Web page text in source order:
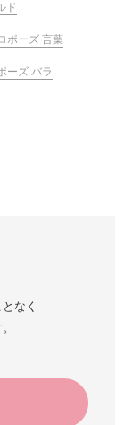
ド
ポーズ 言葉
ーズ バラ
なく